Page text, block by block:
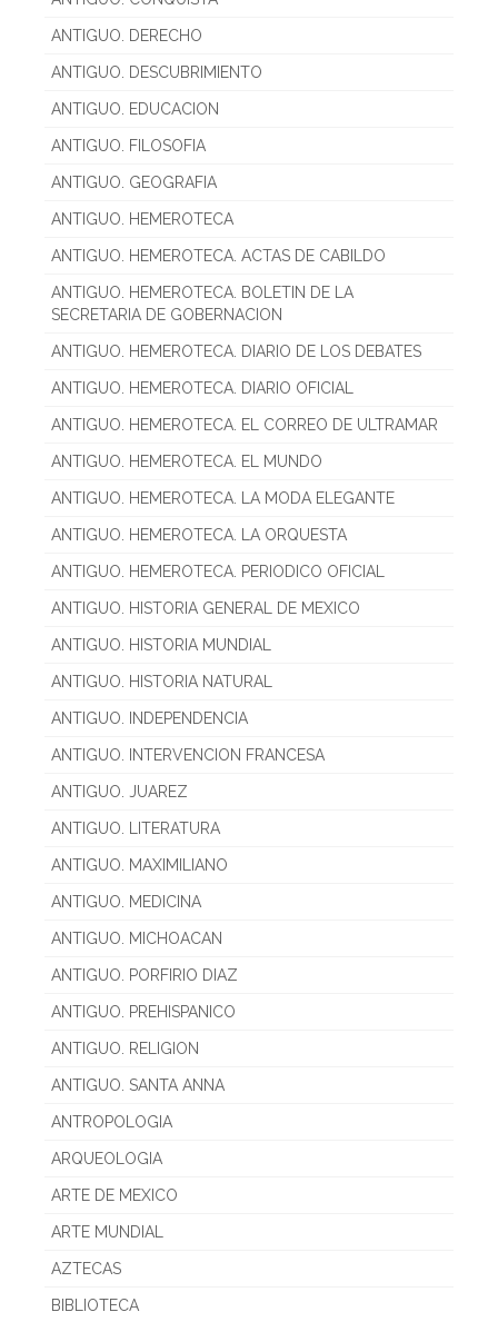
ANTIGUO. DERECHO
ANTIGUO. DESCUBRIMIENTO
ANTIGUO. EDUCACION
ANTIGUO. FILOSOFIA
ANTIGUO. GEOGRAFIA
ANTIGUO. HEMEROTECA
ANTIGUO. HEMEROTECA. ACTAS DE CABILDO
ANTIGUO. HEMEROTECA. BOLETIN DE LA
SECRETARIA DE GOBERNACION
ANTIGUO. HEMEROTECA. DIARIO DE LOS DEBATES
ANTIGUO. HEMEROTECA. DIARIO OFICIAL
ANTIGUO. HEMEROTECA. EL CORREO DE ULTRAMAR
ANTIGUO. HEMEROTECA. EL MUNDO
ANTIGUO. HEMEROTECA. LA MODA ELEGANTE
ANTIGUO. HEMEROTECA. LA ORQUESTA
ANTIGUO. HEMEROTECA. PERIODICO OFICIAL
ANTIGUO. HISTORIA GENERAL DE MEXICO
ANTIGUO. HISTORIA MUNDIAL
ANTIGUO. HISTORIA NATURAL
ANTIGUO. INDEPENDENCIA
ANTIGUO. INTERVENCION FRANCESA
ANTIGUO. JUAREZ
ANTIGUO. LITERATURA
ANTIGUO. MAXIMILIANO
ANTIGUO. MEDICINA
ANTIGUO. MICHOACAN
ANTIGUO. PORFIRIO DIAZ
ANTIGUO. PREHISPANICO
ANTIGUO. RELIGION
ANTIGUO. SANTA ANNA
ANTROPOLOGIA
ARQUEOLOGIA
ARTE DE MEXICO
ARTE MUNDIAL
AZTECAS
BIBLIOTECA